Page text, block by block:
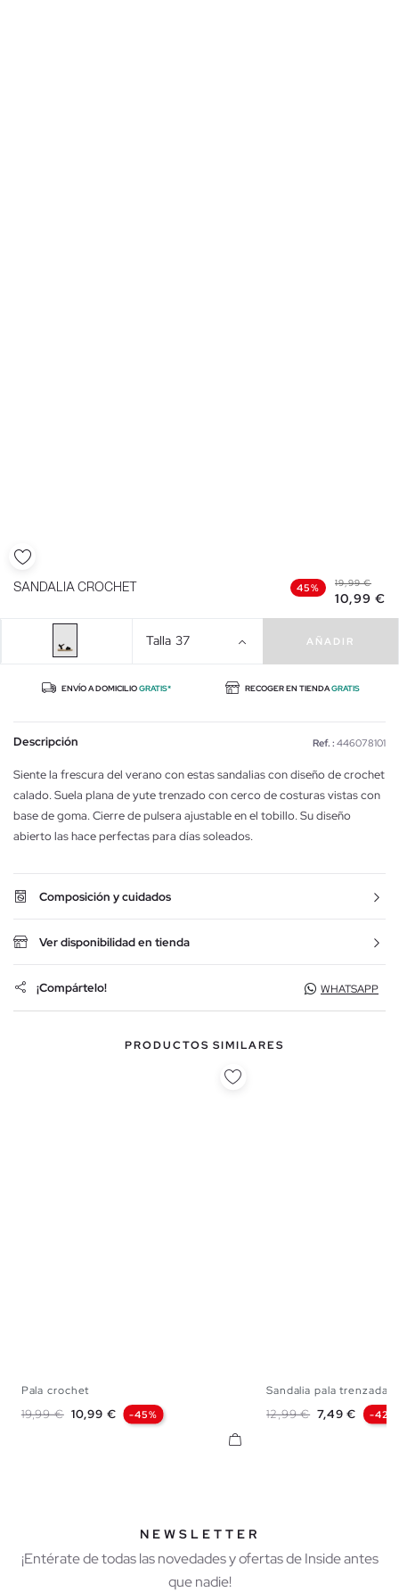
SANDALIA CROCHET 45% 19,99 €
10,99 €
Talla 37 AÑADIR
ENVÍO A DOMICILIOGRATIS* RECOGER EN TIENDAGRATIS
Descripción Ref. : 446078101
Siente la frescura del verano con estas sandalias con diseño de crochet
calado. Suela plana de yute trenzado con cerco de costuras vistas con
base de goma. Cierre de pulsera ajustable en el tobillo. Su diseño
abierto las hace perfectas para días soleados.
Composición y cuidados
Ver disponibilidad en tienda
¡Compártelo! WHATSAPP
PRODUCTOS SIMILARES
Pala crochet
Precio base
19,99 € Precio
10,99 € -45%
Sandalia pala trenzada...
Precio base
12,99 € Precio
7,49 € -42%
NEWSLETTER
¡Entérate de todas las novedades y ofertas de Inside antes
que nadie!